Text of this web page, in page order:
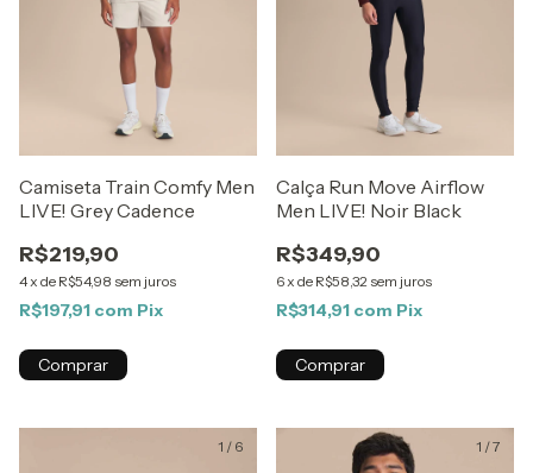
Camiseta Train Comfy Men
LIVE! Grey Cadence
R$219,90
4 x de R$54,98 sem juros
R$197,91 com Pix
Comprar
Calça Run Move Airflow
Men LIVE! Noir Black
R$349,90
6 x de R$58,32 sem juros
R$314,91 com Pix
Comprar
1 / 6 1 /7